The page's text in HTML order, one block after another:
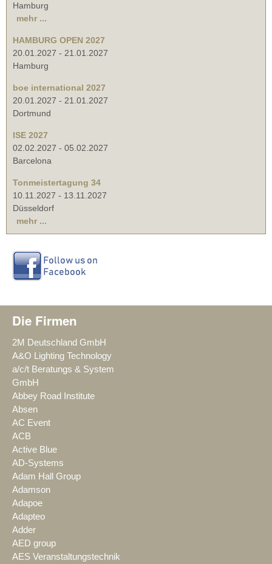
Hamburg
mehr ...
HAMBURG OPEN 2027
20.01.2027 - 21.01.2027
Hamburg
boe international 2027
20.01.2027 - 21.01.2027
Dortmund
ISE 2027
02.02.2027 - 05.02.2027
Barcelona
Tonmeistertagung 34
10.11.2027 - 13.11.2027
Düsseldorf
mehr ...
Die Firmen
2M Deutschland GmbH
A&O Lighting Technology
a/c/t Beratungs & System
GmbH
Abbey Road Institute
Absen
AC Event
ACB
Active Blue
AD-Systems
Adam Hall Group
Adamson
Adapoe
Adapteo
Adder
AED group
AES Veranstaltungstechnik